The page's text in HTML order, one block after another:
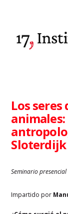
Los
Sloterdijk
Seminario presencial
Impartido por